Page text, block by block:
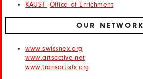
KAUST
Office of Enrichment
OUR NETWORK
www.swissnex.org
www.artsactive.net
www.transartists.org